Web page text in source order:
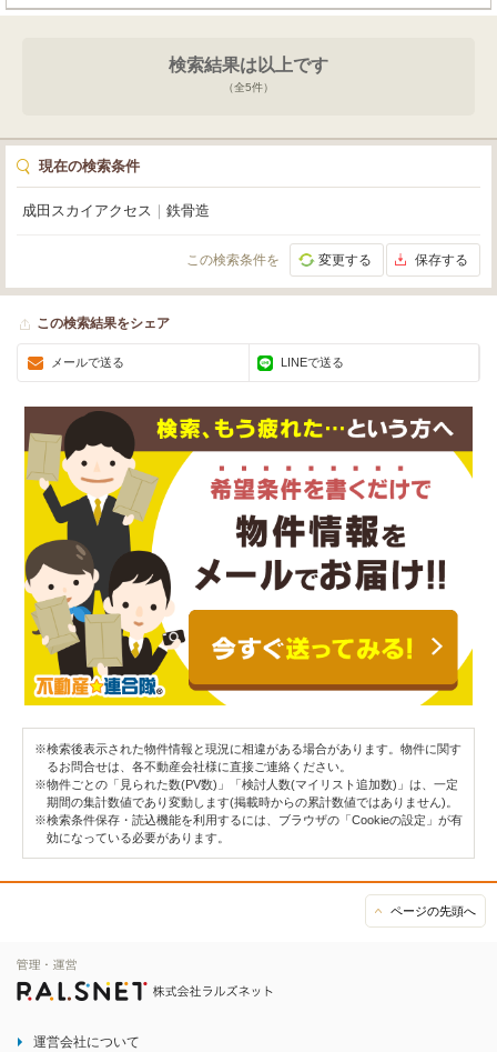
検索結果は以上です
（全5件）
現在の検索条件
成田スカイアクセス 鉄骨造
この検索条件を 変更する 保存する
この検索結果をシェア
メールで送る LINEで送る
※検索後表示された物件情報と現況に相違がある場合があります。物件に関す
るお問合せは、各不動産会社様に直接ご連絡ください。
※物件ごとの「見られた数(PV数)」「検討人数(マイリスト追加数)」は、一定
期間の集計数値であり変動します(掲載時からの累計数値ではありません)。
※検索条件保存・読込機能を利用するには、ブラウザの「Cookieの設定」が有
効になっている必要があります。
ページの先頭へ
運営会社について